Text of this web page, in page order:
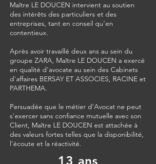
Maître LE DOUCEN intervient au soutien
des intérêts des particuliers et des
entreprises, tant en conseil qu'en
contentieux.
Après avoir travaillé deux ans au sein du
groupe ZARA, Maître LE DOUCEN a exercé
en qualité d'avocate au sein des Cabinets
d'affaires BERSAY ET ASSOCIES, RACINE et
PARTHEMA.
Persuadée que le métier d'Avocat ne peut
s'exercer sans confiance mutuelle avec son
Client, Maître LE DOUCEN est attachée à
des valeurs fortes telles que la disponibilité,
l'écoute et la réactivité.
13 ans